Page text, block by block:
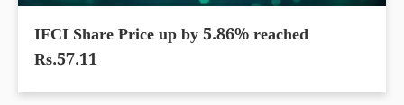
IFCI Share Price up by 5.86% reached
Rs.57.11